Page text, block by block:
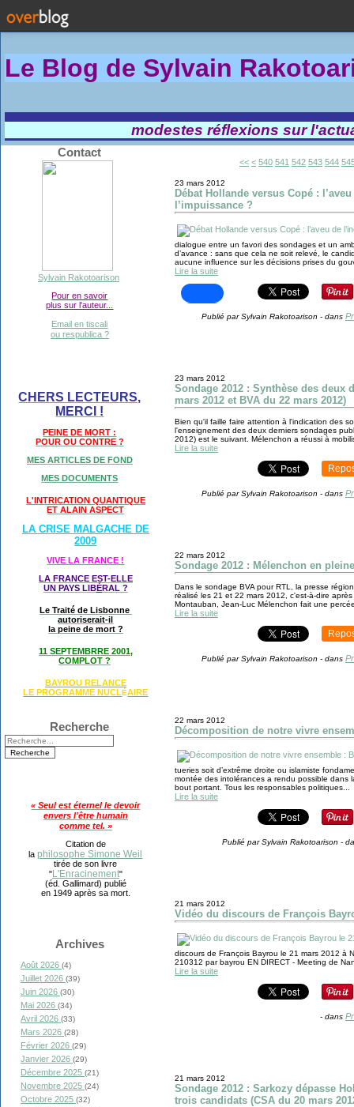
Le Blog de Sylvain Rakotoa
modestes réflexions sur
Contact
Sylvain Rakotoarison
Pour en savoir
plus sur l'auteur...
Email en tiscali
ou respublica ?
CHERS LECTEURS,
MERCI !
PEINE DE MORT :
POUR OU CONTRE ?
MES ARTICLES DE FOND
MES DOCUMENTS
L'INTRICATION QUANTIQUE
ET ALAIN ASPECT
LA CRISE MALGACHE DE
2009
VIVE LA FRANCE !
LA FRANCE EST-ELLE
UN PAYS LIBÉRAL ?
Le Traité de Lisbonne
autoriserait-il
la peine de mort ?
11 SEPTEMBRRE 2001,
COMPLOT ?
BAYROU RELANCE
LE PROGRAMME NUCLÉAIRE
Recherche
« Seul est éternel le devoir
envers l'être humain
comme tel. »
Citation de
laphilosophe Simone Weil
tirée de son livre
"L'Enracinement"
(éd. Gallimard) publié
en 1949 après sa mort.
Archives
Août 2026 (4)
Juillet 2026 (39)
Juin 2026 (30)
Mai 2026 (34)
Avril 2026 (33)
Mars 2026 (28)
Février 2026 (29)
Janvier 2026 (29)
Décembre 2025 (21)
Novembre 2025 (24)
Octobre 2025 (32)
<< < 500
510
520
530
540 541 542 543 544
23 mars 2012
Débat Hollande versus Copé :
l’impuissance ?
dialogue entre un favori des sondages et un
d’avance : sans que cela ne soit relevé, le
aucune influence sur les décisions prises du
Lire la suite
Publié par Sylvain Rakotoarison - dans
23 mars 2012
Sondage 2012 : Synthèse des deux
mars 2012 et BVA du 22 mars 2012)
Bien qu'il faille faire attention à l'indication des
l'enseignement des deux derniers sondages
2012) est le suivant. Mélenchon a réussi à
Lire la suite
Publié par Sylvain Rakotoarison - dans
22 mars 2012
Sondage 2012 : Mélenchon en
Dans le sondage BVA pour RTL, la presse
réalisé les 21 et 22 mars 2012, c'est-à-dire
Montauban, Jean-Luc Mélenchon fait une
Lire la suite
Publié par Sylvain Rakotoarison - dans
22 mars 2012
Décomposition de notre vivre
tueries soit d’extrême droite ou islamiste
montée des intolérances a rendu possible dans
bout portant. Tous les responsables politiques...
Lire la suite
Publié par Sylvain Rakotoarison -
21 mars 2012
Vidéo du discours de François
discours de François Bayrou le 21 mars 2012 à
210312 par bayrou EN DIRECT - Meeting de
Lire la suite
- dans
21 mars 2012
Sondage 2012 : Sarkozy dépasse
trois candidats (CSA du 20 mars